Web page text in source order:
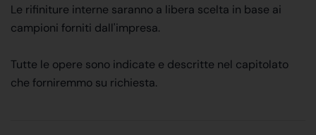
Le rifiniture interne saranno a libera scelta in base ai
campioni forniti dall'impresa.
Tutte le opere sono indicate e descritte nel capitolato
che forniremmo su richiesta.